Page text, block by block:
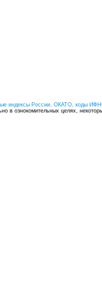
индексы России, ОКАТО, коды
в ознокомительных целях,